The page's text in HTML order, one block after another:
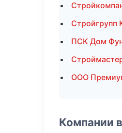
Стройгрупп
ПСК Дом
ООО
Компании